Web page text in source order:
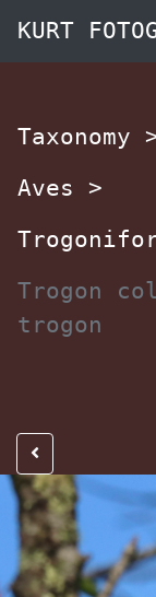
KURT
Taxonomy
Aves >
Trogon
trogon